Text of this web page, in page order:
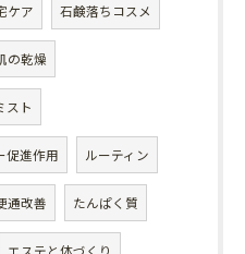
ケア 石鹸落ちコスメ
の乾燥
スト
促進作用 ルーティン
通改善 たんぱく質
エステと体づくり